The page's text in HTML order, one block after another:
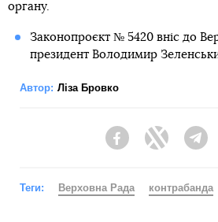
органу.
Законопроєкт № 5420 вніс до
президент Володимир
Автор: Ліза Бровко
FacebookTwitter
Теги: Верховна Рада контрабанда